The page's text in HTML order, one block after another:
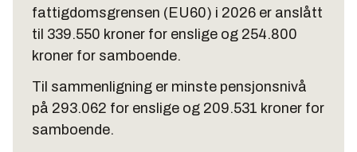
fattigdomsgrensen (EU60) i 2026 er anslått
til 339.550 kroner for enslige og 254.800
kroner for samboende.
Til sammenligning er minste pensjonsnivå
på 293.062 for enslige og 209.531 kroner for
samboende.